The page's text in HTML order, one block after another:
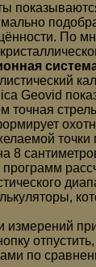
По
Geovid
точная
точки
8
измерений
по